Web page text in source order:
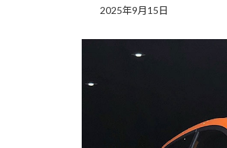
2025年9月15日